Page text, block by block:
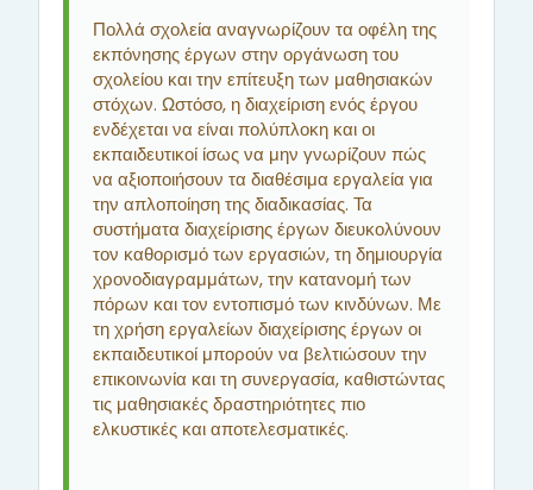
Πολλά σχολεία αναγνωρίζουν τα οφέλη της
εκπόνησης έργων στην οργάνωση του
σχολείου και την επίτευξη των μαθησιακών
στόχων. Ωστόσο, η διαχείριση ενός έργου
ενδέχεται να είναι πολύπλοκη και οι
εκπαιδευτικοί ίσως να μην γνωρίζουν πώς
να αξιοποιήσουν τα διαθέσιμα εργαλεία για
την απλοποίηση της διαδικασίας. Τα
συστήματα διαχείρισης έργων διευκολύνουν
τον καθορισμό των εργασιών, τη δημιουργία
χρονοδιαγραμμάτων, την κατανομή των
πόρων και τον εντοπισμό των κινδύνων. Με
τη χρήση εργαλείων διαχείρισης έργων οι
εκπαιδευτικοί μπορούν να βελτιώσουν την
επικοινωνία και τη συνεργασία, καθιστώντας
τις μαθησιακές δραστηριότητες πιο
ελκυστικές και αποτελεσματικές.